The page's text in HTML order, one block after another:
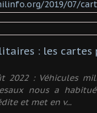
: les
2022 : Véhicules
nous a
et met en v...